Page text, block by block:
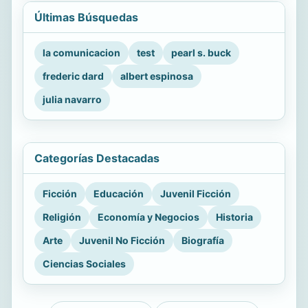
Últimas Búsquedas
la comunicacion test
pearl s. buck
frederic dard
albert espinosa
julia navarro
Categorías Destacadas
Ficción Educación
Juvenil Ficción
Religión
Economía y Negocios
Historia
Arte
Juvenil No Ficción
Biografía
Ciencias Sociales